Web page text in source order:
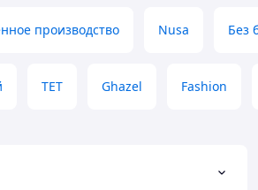
производство Nusa Без
ТЕТ Ghazel Fashion